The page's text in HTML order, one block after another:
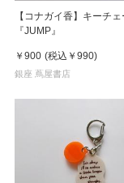
【コナガイ香】キーチェ
『JUMP』
￥900 (税込 ￥990)
銀座 蔦屋書店